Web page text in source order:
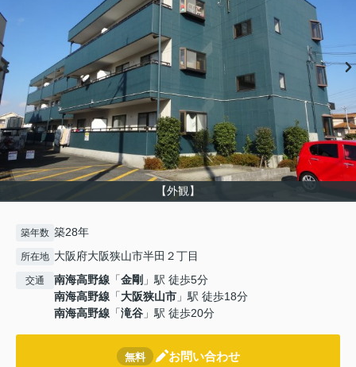
【外観】
築年数 築28年
所在地 大阪府大阪狭山市半田２丁目
交通 南海高野線 「金剛 」駅 徒歩5分
南海高野線 「大阪狭山市 」駅 徒歩18分
南海高野線 「滝谷 」駅 徒歩20分
無料 お問い合わせ